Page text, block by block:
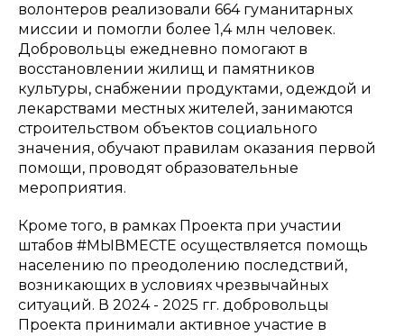
волонтеров реализовали 664 гуманитарных
миссии и помогли более 1,4 млн человек.
Добровольцы ежедневно помогают в
восстановлении жилищ и памятников
культуры, снабжении продуктами, одеждой и
лекарствами местных жителей, занимаются
строительством объектов социального
значения, обучают правилам оказания первой
помощи, проводят образовательные
мероприятия.
Кроме того, в рамках Проекта при участии
штабов #МЫВМЕСТЕ осуществляется помощь
населению по преодолению последствий,
возникающих в условиях чрезвычайных
ситуаций. В 2024 - 2025 гг. добровольцы
Проекта принимали активное участие в